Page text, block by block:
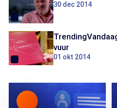
30 dec 2014
vuur
01 okt 2014